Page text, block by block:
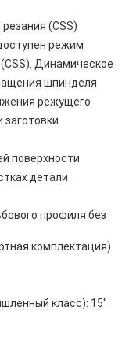
(CSS)
режим
Динамическое
шпинделя
режущего
поверхности
детали
профиля без
комплектация)
класс): 15"